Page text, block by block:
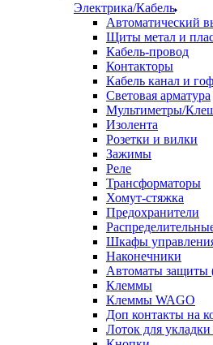
Электрика/Кабель
Автоматический
Щиты метал и
Кабель-провод
Контакторы
Кабель канал и
Световая арматура
Мультиметры/
Изолента
Розетки и вилки
Зажимы
Реле
Трансформаторы
Хомут-стяжка
Предохранители
Шкафы
Наконечники
Автоматы защиты
Клеммы
Клеммы WAGO
Доп контакты на
Лоток для укладки